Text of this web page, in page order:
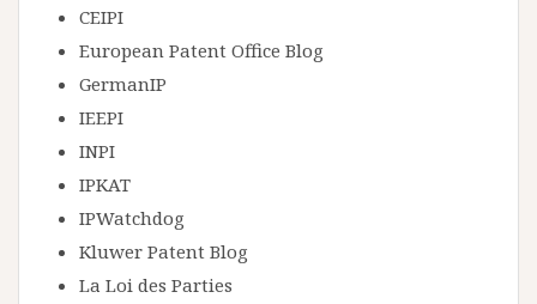
CEIPI
European Patent Office Blog
GermanIP
IEEPI
INPI
IPKAT
IPWatchdog
Kluwer Patent Blog
La Loi des Parties